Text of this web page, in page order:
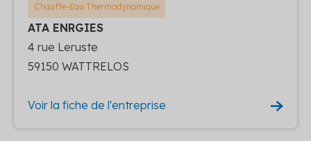
Chauffe-Eau Thermodynamique
ATA ENRGIES
4 rue Leruste
59150 WATTRELOS
Voir la fiche de l'entreprise